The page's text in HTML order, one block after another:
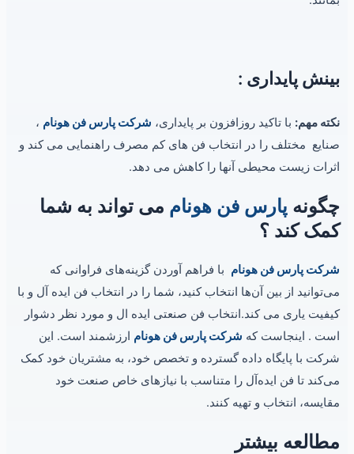
بینش پایداری :
نکته مهم: با تاکید روزافزون بر پایداری، شرکت پارس فن هونام ،
صنایع مختلف را در انتخاب فن های کم مصرف راهنمایی می کند و
اثرات زیست محیطی آنها را کاهش می دهد.
چگونه پارس فن هونام می تواند به شما
کمک کند ؟
شرکت پارس فن هونام با فراهم آوردن گزینه‌های فراوانی که
می‌توانید از بین آن‌ها انتخاب کنید، شما را در انتخاب فن ایده آل و با
کیفیت یاری می کند.انتخاب فن صنعتی ایده ال و مورد نظر دشوار
است . اینجاست که شرکت پارس فن هونام ارزشمند است. این
شرکت با پایگاه داده گسترده و تخصص خود، به مشتریان خود کمک
می‌کند تا فن ایده‌آل را متناسب با نیازهای خاص صنعت خود
مقایسه، انتخاب و تهیه کنند.
مطالعه بیشتر